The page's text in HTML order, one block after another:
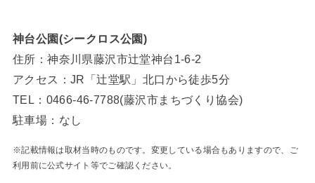
神台公園(シークロス公園)
住所：​​神奈川県藤沢市辻堂神台1-6-2
アクセス：JR「辻堂駅」北口から徒歩5分
TEL：0466-46-7788(藤沢市まちづくり協会)
駐車場：なし
※記載情報は取材当時のものです。変更している場合もありますので、ご
利用前に公式サイト等でご確認ください。